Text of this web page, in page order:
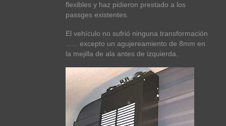
flexibles y haz pidieron prestado a los
passges existentes.
El vehículo no sufrió ninguna transformación
...... excepto un agujereamiento de 8mm en
la mejilla de ala antes de izquierda.